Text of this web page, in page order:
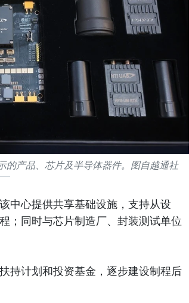
的产品、芯片及半导体器件。图自越通社
中心提供共享基础设施，支持从设
；同时与芯片制造厂、封装测试单位
持计划和投资基金，逐步建设制程后